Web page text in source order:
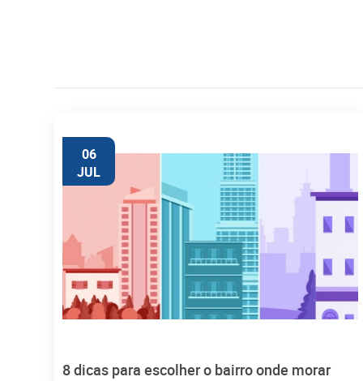
06
JUL
8 dicas para escolher o bairro onde morar